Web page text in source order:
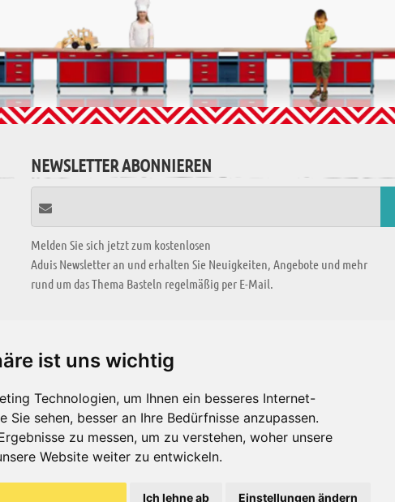
ist uns wichtig
Technologien, um Ihnen ein besseres Internet-
sehen, besser an Ihre Bedürfnisse anzupassen.
zu messen, um zu verstehen, woher unsere
Website weiter zu entwickeln.
Ich lehne ab Einstellungen ändern
NEWSLETTER ABONNIEREN
Melden Sie sich jetzt zum kostenlosen
Aduis Newsletter an und erhalten Sie Neuigkeiten, Angebote und mehr
rund um das Thema Basteln regelmäßig per E-Mail.
KREATIV ZONE
Alle Videos
Bastelideen
Arbeitsblätter
Es gibt uns auch in